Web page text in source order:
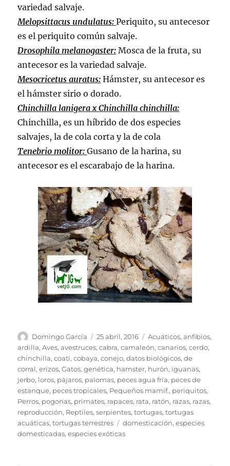
variedad salvaje.
Melopsittacus undulatus:Periquito, su antecesor
es el periquito común salvaje.
Drosophila melanogaster: Mosca de la fruta, su
antecesor es la variedad salvaje.
Mesocricetus auratus: Hámster, su antecesor es
el hámster sirio o dorado.
Chinchilla lanigera x Chinchilla chinchilla:
Chinchilla, es un híbrido de dos especies
salvajes, la de cola corta y la de cola
Tenebrio molitor:Gusano de la harina, su
antecesor es el escarabajo de la harina.
Autor
Domingo García
Publicado
el
25 abril, 2016 Categorías
Acuáticos,anfibios,
ardilla,Aves,avestruces,cabra,camaleón,canarios,cerdo,
chinchilla,coatí,cobaya,conejo,datos biológicos,de
corral,erizos,Gatos,genética, hamster, hurón, iguanas,
jerbo, loros, pájaros, palomas, peces agua fría, peces de
estanque, peces tropicales, Pequeños mamíf., periquitos,
Perros, pogonas, primates, rapaces, rata, ratón, razas, razas,
reproducción, Reptiles,serpientes,tortugas,tortugas
acuáticas,tortugas terrestres Etiquetas
domesticación,especies
domesticadas,especies exóticas